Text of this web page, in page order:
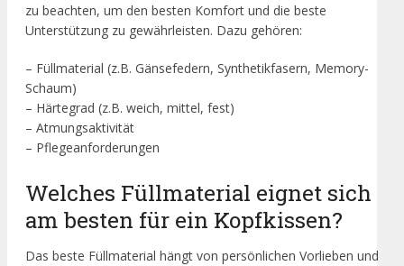
zu beachten, um den besten Komfort und die beste
Unterstützung zu gewährleisten. Dazu gehören:
– Füllmaterial (z.B. Gänsefedern, Synthetikfasern, Memory-
Schaum)
– Härtegrad (z.B. weich, mittel, fest)
– Atmungsaktivität
– Pflegeanforderungen
Welches Füllmaterial eignet sich
am besten für ein Kopfkissen?
Das beste Füllmaterial hängt von persönlichen Vorlieben und